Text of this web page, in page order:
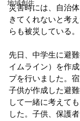
地域創生
災害時には、自治
きてくれないと考
らも被災している。
先日、中学生に避
イムライン）を作
プを行いました。
子供が作成した避
して一緒に考えて
した。子供、保護